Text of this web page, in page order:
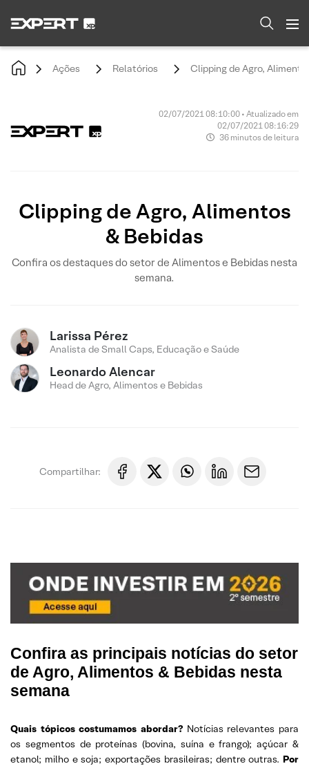
Ações Relatórios Clipping de Agro,
02/07/2021 08:10:00 • Atualizado em
02/07/2021 08:16:29
36 minutos de leitura
Clipping de Agro, Alimentos
& Bebidas
Confira os destaques do setor de Alimentos e Bebidas nesta
semana.
Larissa Pérez
Analista de Small Caps, Educação e Saúde
Leonardo Alencar
Head de Agro, Alimentos e Bebidas
Compartilhar:
Confira as principais notícias do setor
de Agro, Alimentos & Bebidas nesta
semana
Quais tópicos costumamos abordar? Notícias relevantes para
os segmentos de proteínas (bovina, suína e frango); açúcar &
etanol; milho e soja; exportações brasileiras; dentre outras. Por